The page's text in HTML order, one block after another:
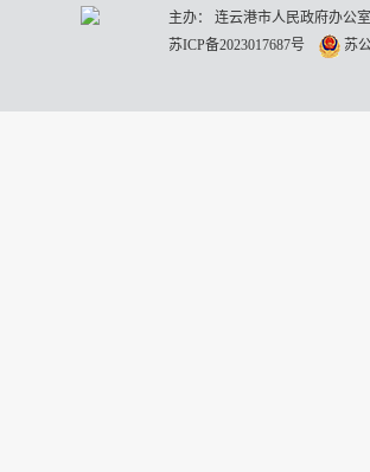
主办： 连云港市人民政府办
苏ICP备2023017687号
苏